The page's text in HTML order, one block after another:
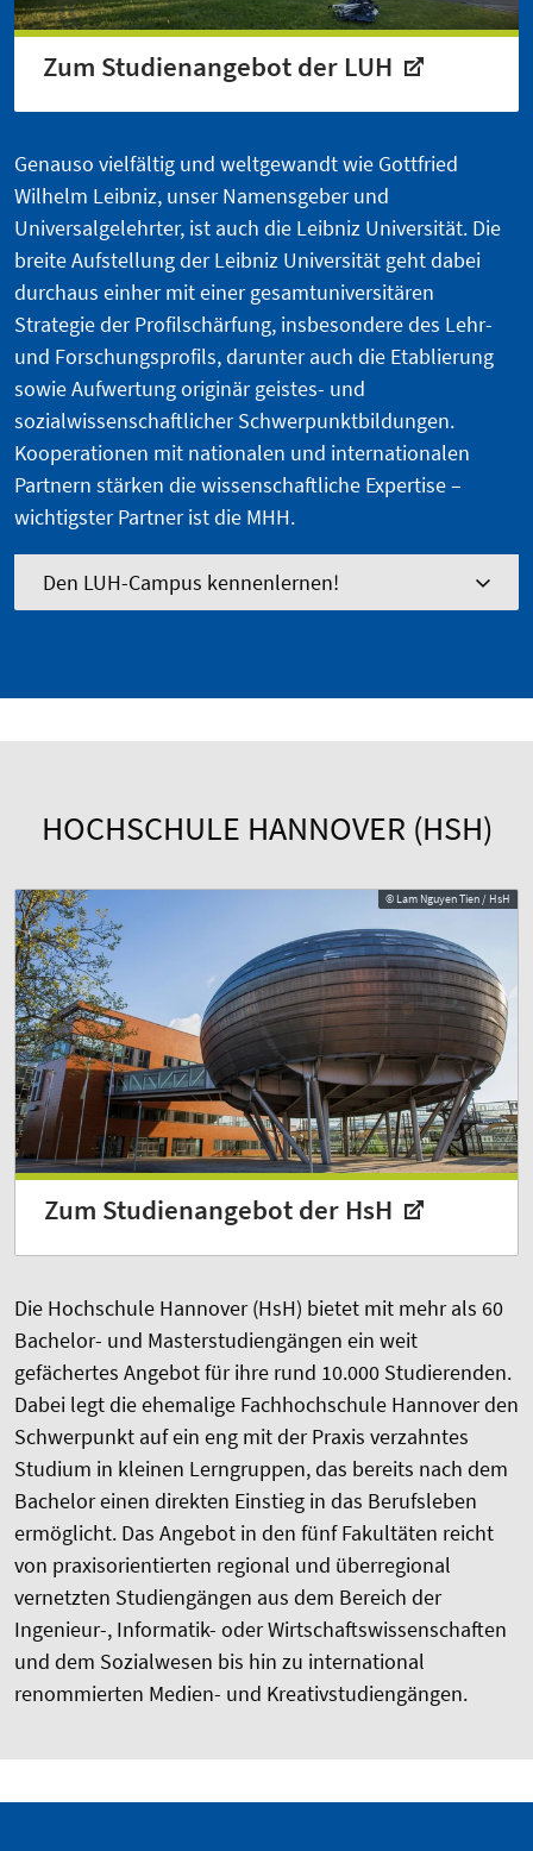
Zum Studienangebot der LUH
Genauso vielfältig und weltgewandt wie Gottfried
Wilhelm Leibniz, unser Namensgeber und
Universalgelehrter, ist auch die Leibniz Universität. Die
breite Aufstellung der Leibniz Universität geht dabei
durchaus einher mit einer gesamtuniversitären
Strategie der Profilschärfung, insbesondere des Lehr-
und Forschungsprofils, darunter auch die Etablierung
sowie Aufwertung originär geistes- und
sozialwissenschaftlicher Schwerpunktbildungen.
Kooperationen mit nationalen und internationalen
Partnern stärken die wissenschaftliche Expertise –
wichtigster Partner ist die MHH.
Den LUH-Campus kennenlernen!
HOCHSCHULE HANNOVER (HSH)
© Lam Nguyen Tien / HsH
Zum Studienangebot der HsH
Die Hochschule Hannover (HsH) bietet mit mehr als 60
Bachelor- und Masterstudiengängen ein weit
gefächertes Angebot für ihre rund 10.000 Studierenden.
Dabei legt die ehemalige Fachhochschule Hannover den
Schwerpunkt auf ein eng mit der Praxis verzahntes
Studium in kleinen Lerngruppen, das bereits nach dem
Bachelor einen direkten Einstieg in das Berufsleben
ermöglicht. Das Angebot in den fünf Fakultäten reicht
von praxisorientierten regional und überregional
vernetzten Studiengängen aus dem Bereich der
Ingenieur-, Informatik- oder Wirtschafts­wissenschaften
und dem Sozialwesen bis hin zu international
renommierten Medien- und Kreativstudiengängen.